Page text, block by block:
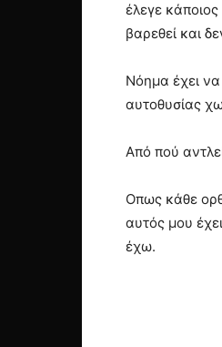
έλεγε
βαρεθεί και
Νόημα έχει
αυτοθυσίας
Από πού
Οπως κάθε
αυτός μου
έχω.